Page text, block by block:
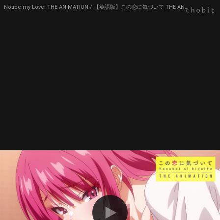
Notice my Love! THE ANIMATION / 【英語版】この恋に気づいて THE ANIMATION